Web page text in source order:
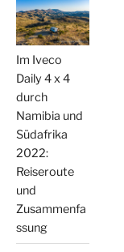
Im Iveco
Daily 4 x 4
durch
Namibia und
Südafrika
2022:
Reiseroute
und
Zusammenfa
ssung